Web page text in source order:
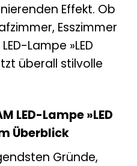
Effekt. Ob
Esszimmer
Lampe »LED
überall stilvolle
LED-Lampe »LED
Überblick
Gründe,